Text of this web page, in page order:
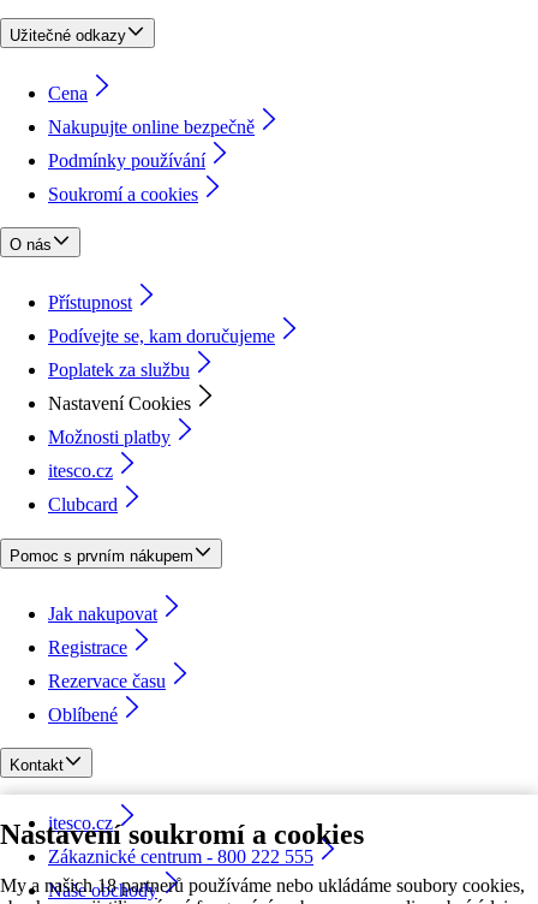
Nastavení soukromí a cookies
My a našich 18 partnerů používáme nebo ukládáme soubory cookies,
Užitečné odkazy
Cena
Nakupujte online bezpečně
Podmínky používání
Soukromí a cookies
O nás
Přístupnost
Podívejte se, kam doručujeme
Poplatek za službu
Nastavení Cookies
Možnosti platby
itesco.cz
Clubcard
Pomoc s prvním nákupem
Jak nakupovat
Registrace
Rezervace času
Oblíbené
Kontakt
itesco.cz
Zákaznické centrum - 800 222 555
Naše obchody